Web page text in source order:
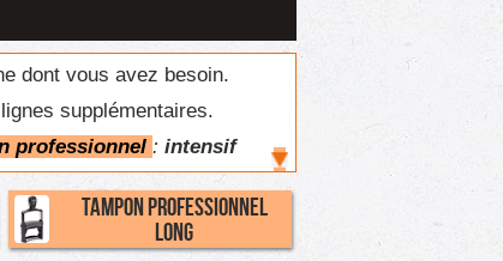
dont vous avez besoin.
supplémentaires.
professionnel : intensif
Tampon professionnel
long